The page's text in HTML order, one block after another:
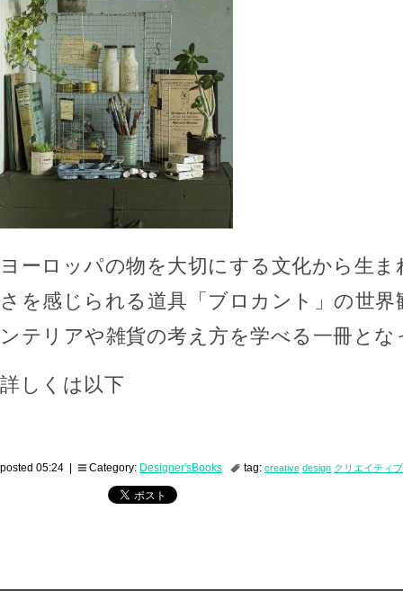
ヨーロッパの物を大切にする文化から生
さを感じられる道具「ブロカント」の世
ンテリアや雑貨の考え方を学べる一冊と
詳しくは以下
posted 05:24 | Category: Designer'sBooks tag: creative design クリエイティブ